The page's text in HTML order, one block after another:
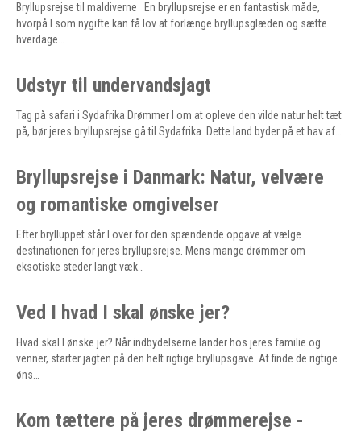
Bryllupsrejse til maldiverne En bryllupsrejse er en fantastisk måde,
hvorpå I som nygifte kan få lov at forlænge bryllupsglæden og sætte
hverdage…
Udstyr til undervandsjagt
Tag på safari i Sydafrika Drømmer I om at opleve den vilde natur helt tæt
på, bør jeres bryllupsrejse gå til Sydafrika. Dette land byder på et hav af…
Bryllupsrejse i Danmark: Natur, velvære
og romantiske omgivelser
Efter brylluppet står I over for den spændende opgave at vælge
destinationen for jeres bryllupsrejse. Mens mange drømmer om
eksotiske steder langt væk…
Ved I hvad I skal ønske jer?
Hvad skal I ønske jer? Når indbydelserne lander hos jeres familie og
venner, starter jagten på den helt rigtige bryllupsgave. At finde de rigtige
øns…
Kom tættere på jeres drømmerejse -